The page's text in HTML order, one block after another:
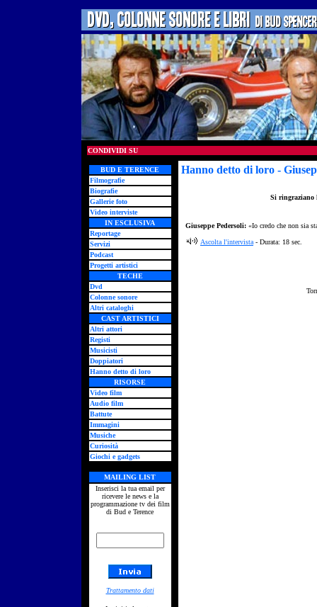
CONDIVIDI SU
BUD E TERENCE
Filmografie
Biografie
Gallerie foto
Video interviste
IN ESCLUSIVA
Reportage
Servizi
Podcast
Progetti artistici
TECHE
Dvd
Colonne sonore
Altri cataloghi
CAST ARTISTICI
Altri attori
Registi
Musicisti
Doppiatori
Hanno detto di loro
RISORSE
Video film
Audio film
Battute
Immagini
Musiche
Curiosità
Giochi e gadgets
MAILING LIST
Inserisci la tua email per
ricevere le news e la
programmazione tv dei film
di Bud e Terence
Trattamento dati
Hanno detto di loro -
Si ringraziano
Giuseppe Pedersoli: «Io credo che non sia
Ascolta l'intervista - Durata: 18 sec.